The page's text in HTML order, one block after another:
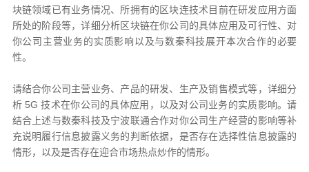
块链领域已有业务情况、所拥有的区块连技术目前在研发应用方面
所处的阶段等，详细分析区块链在你公司的具体应用及可行性、对
你公司主营业务的实质影响以及与数秦科技展开本次合作的必要
性。
请结合你公司主营业务、产品的研发、生产及销售模式等，详细分
析 5G 技术在你公司的具体应用，以及对公司业务的实质影响。请
结合上述与数秦科技及宁波联通合作对你公司生产经营的影响等补
充说明履行信息披露义务的判断依据，是否存在选择性信息披露的
情形，以及是否存在迎合市场热点炒作的情形。